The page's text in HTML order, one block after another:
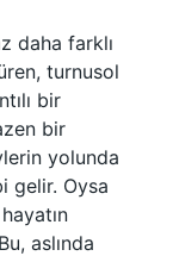
daha farklı
turnusol
bir
bir
yolunda
gelir. Oysa
aslında